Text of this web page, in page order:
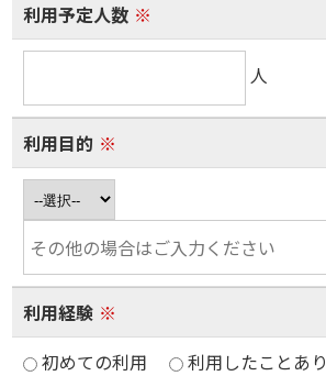
利用予定人数 ※
人
利用目的 ※
利用経験 ※
初めての利用
利用したことあり